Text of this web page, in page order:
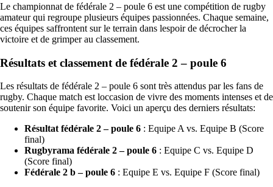
Le championnat de fédérale 2 – poule 6 est une compétition de rugby
amateur qui regroupe plusieurs équipes passionnées. Chaque semaine,
ces équipes saffrontent sur le terrain dans lespoir de décrocher la
victoire et de grimper au classement.
Résultats et classement de fédérale 2 – poule 6
Les résultats de fédérale 2 – poule 6 sont très attendus par les fans de
rugby. Chaque match est loccasion de vivre des moments intenses et de
soutenir son équipe favorite. Voici un aperçu des derniers résultats:
Résultat fédérale 2 – poule 6 : Equipe A vs. Equipe B (Score
final)
Rugbyrama fédérale 2 – poule 6 : Equipe C vs. Equipe D
(Score final)
Fédérale 2 b – poule 6 : Equipe E vs. Equipe F (Score final)